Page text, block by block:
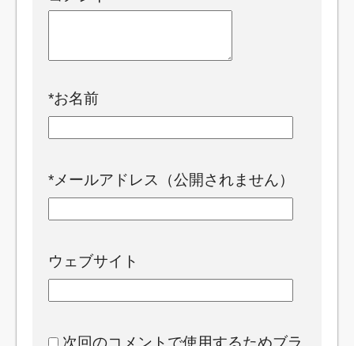
*お名前
*メールアドレス（公開されません）
ウェブサイト
次回のコメントで使用するためブラ